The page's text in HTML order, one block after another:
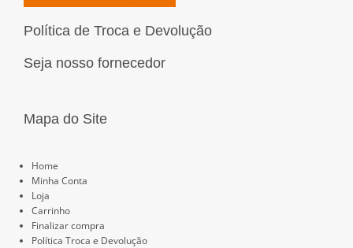
Política de Troca e Devolução
Seja nosso fornecedor
Mapa do Site
Home
Minha Conta
Loja
Carrinho
Finalizar compra
Política Troca e Devolução